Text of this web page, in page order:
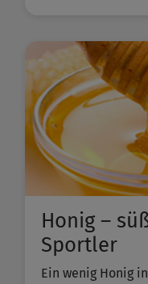
Honig –
Sportler
Ein wenig Honig